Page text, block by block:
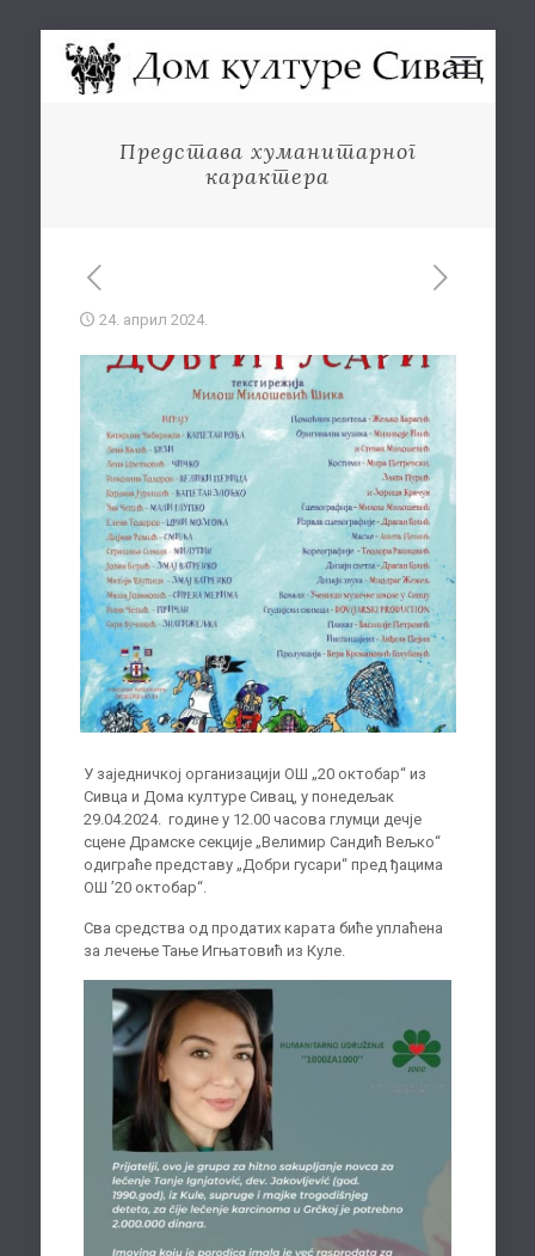
Представа хуманитарног
карактера
24. април 2024.
У заједничкој организацији ОШ „20 октобар“ из
Сивца и Дома културе Сивац, у понедељак
29.04.2024. године у 12.00 часова глумци дечје
сцене Драмске секције „Велимир Сандић Вељко“
одиграће представу „Добри гусари“ пред ђацима
ОШ ’20 октобар“.
Сва средства од продатих карата биће уплаћена
за лечење Тање Игњатовић из Куле.